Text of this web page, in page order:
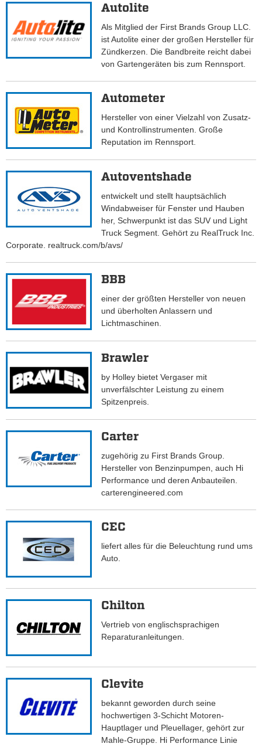
Autolite
Als Mitglied der First Brands Group LLC.
ist Autolite einer der großen Hersteller für
Zündkerzen. Die Bandbreite reicht dabei
von Gartengeräten bis zum Rennsport.
Autometer
Hersteller von einer Vielzahl von Zusatz-
und Kontrollinstrumenten. Große
Reputation im Rennsport.
Autoventshade
entwickelt und stellt hauptsächlich
Windabweiser für Fenster und Hauben
her, Schwerpunkt ist das SUV und Light
Truck Segment. Gehört zu RealTruck Inc.
Corporate. realtruck.com/b/avs/
BBB
einer der größten Hersteller von neuen
und überholten Anlassern und
Lichtmaschinen.
Brawler
by Holley bietet Vergaser mit
unverfälschter Leistung zu einem
Spitzenpreis.
Carter
zugehörig zu First Brands Group.
Hersteller von Benzinpumpen, auch Hi
Performance und deren Anbauteilen.
carterengineered.com
CEC
liefert alles für die Beleuchtung rund ums
Auto.
Chilton
Vertrieb von englischsprachigen
Reparaturanleitungen.
Clevite
bekannt geworden durch seine
hochwertigen 3-Schicht Motoren-
Hauptlager und Pleuellager, gehört zur
Mahle-Gruppe. Hi Performance Linie